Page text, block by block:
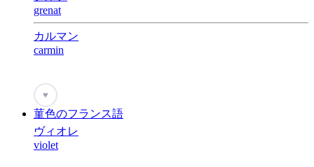
grenat
カルマン
carmin
♥
菫色のフランス語
ヴィオレ
violet